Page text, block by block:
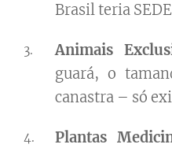
Brasil teria
Animais
guará, o
canastra – só
Plantas